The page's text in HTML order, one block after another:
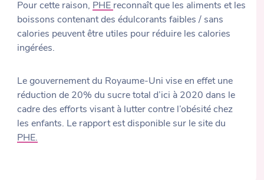
Pour cette raison, PHE reconnaît que les aliments et les
boissons contenant des édulcorants faibles / sans
calories peuvent être utiles pour réduire les calories
ingérées.
Le gouvernement du Royaume-Uni vise en effet une
réduction de 20% du sucre total d’ici à 2020 dans le
cadre des efforts visant à lutter contre l’obésité chez
les enfants. Le rapport est disponible sur le site du
PHE.